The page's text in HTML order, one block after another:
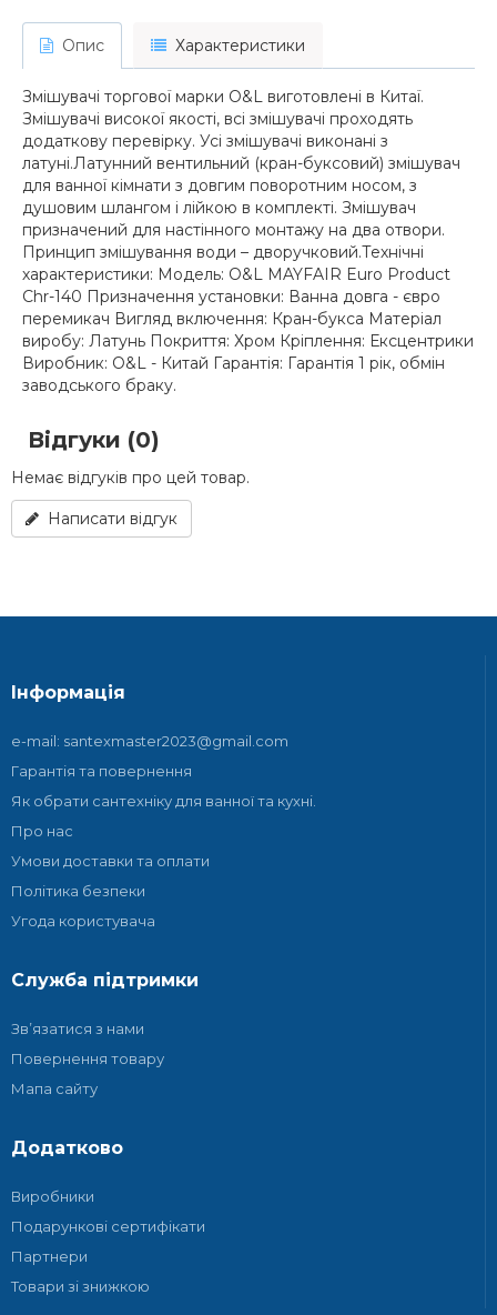
Опис Характеристики
Змішувачі торгової марки O&L виготовлені в Китаї.
Змішувачі високої якості, всі змішувачі проходять
додаткову перевірку. Усі змішувачі виконані з
латуні.Латунний вентильний (кран-буксовий) змішувач
для ванної кімнати з довгим поворотним носом, з
душовим шлангом і лійкою в комплекті. Змішувач
призначений для настінного монтажу на два отвори.
Принцип змішування води – дворучковий.Технічні
характеристики: Модель: O&L MAYFAIR Euro Product
Chr-140 Призначення установки: Ванна довга - євро
перемикач Вигляд включення: Кран-букса Матеріал
виробу: Латунь Покриття: Хром Кріплення: Ексцентрики
Виробник: O&L - Китай Гарантія: Гарантія 1 рік, обмін
заводського браку.
Відгуки (0)
Немає відгуків про цей товар.
Написати відгук
Інформація
e-mail: santexmaster2023@gmail.com
Гарантія та повернення
Як обрати сантехніку для ванної та кухні.
Про нас
Умови доставки та оплати
Політика безпеки
Угода користувача
Служба підтримки
Зв’язатися з нами
Повернення товару
Мапа сайту
Додатково
Виробники
Подарункові сертифікати
Партнери
Товари зі знижкою